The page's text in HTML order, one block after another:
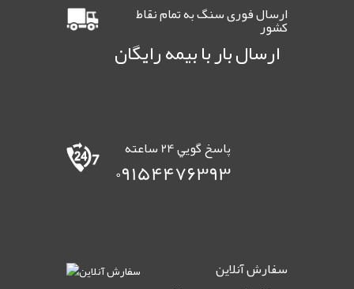
ارسال فوری سنگ به تمام نقاط
کشور
ارسال بار با بیمه رایگان
پاسخ گويي 24 ساعته
09154476393
سفارش آنلاين